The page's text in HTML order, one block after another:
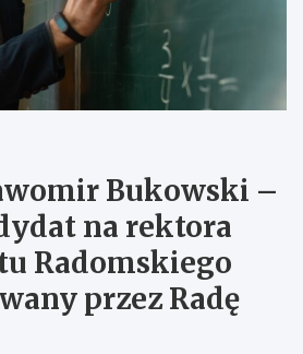
Bukowski –
na rektora
Radomskiego
przez Radę